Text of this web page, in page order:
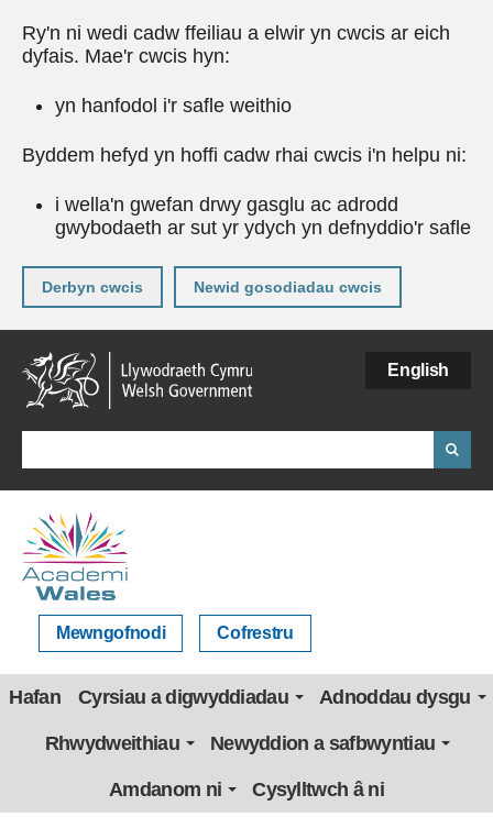
Ry'n ni wedi cadw ffeiliau a elwir yn cwcis ar eich
dyfais. Mae'r cwcis hyn:
yn hanfodol i'r safle weithio
Byddem hefyd yn hoffi cadw rhai cwcis i'n helpu ni:
i wella'n gwefan drwy gasglu ac adrodd
gwybodaeth ar sut yr ydych yn defnyddio'r safle
Derbyn cwcis Newid gosodiadau cwcis
Neidio
i'r
prif
gynnwy
English
Mewngofnodi Cofrestru
Hafan Cyrsiau a digwyddiadau Adnoddau dysgu
Rhwydweithiau Newyddion a safbwyntiau
Amdanom ni Cysylltwch â ni